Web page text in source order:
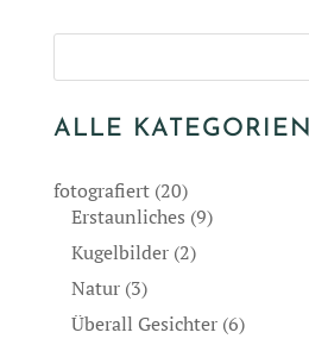
ALLE KATEGORIEN
fotografiert(20)
Erstaunliches (9)
Kugelbilder(2)
Natur(3)
Überall Gesichter(6)